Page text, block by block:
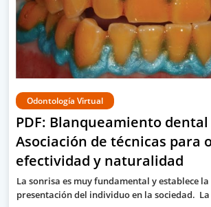
Odontología Virtual
PDF: Blanqueamiento dental
Asociación de técnicas para
efectividad y naturalidad
La sonrisa es muy fundamental y establece
presentación del individuo en la sociedad.